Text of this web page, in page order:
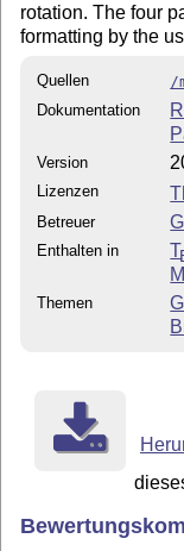
rotation. The four
formatting by the
Quellen
/
Dokumentation
Version
Lizenzen
Betreuer
Enthalten in T
Themen